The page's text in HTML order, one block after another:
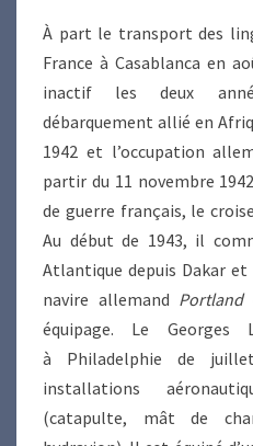
À part le transport des
France à Casablanca en
inactif les deux
débarquement allié en
1942 et l’occupation
partir du 11 novembre
de guerre français, le
Au début de 1943, il
Atlantique depuis Dakar
navire allemand Portland
équipage. Le Georges
à Philadelphie de
installations
(catapulte, mât de